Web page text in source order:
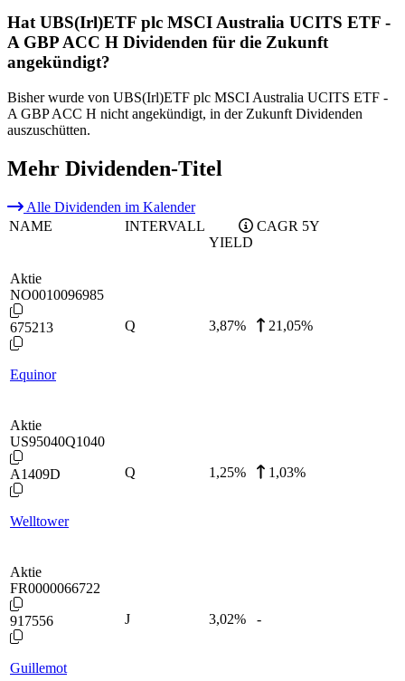
Hat UBS(Irl)ETF plc MSCI Australia UCITS ETF -
A GBP ACC H Dividenden für die Zukunft
angekündigt?
Bisher wurde von UBS(Irl)ETF plc MSCI Australia UCITS ETF -
A GBP ACC H nicht angekündigt, in der Zukunft Dividenden
auszuschütten.
Mehr Dividenden-Titel
Alle Dividenden im Kalender
NAME
INTERVALL
YIELD
CAGR 5Y
Aktie
NO0010096985
675213
Equinor
Q 3,87% 21,05%
Aktie
US95040Q1040
A1409D
Welltower
Q 1,25% 1,03%
Aktie
FR0000066722
917556
Guillemot
J 3,02% -